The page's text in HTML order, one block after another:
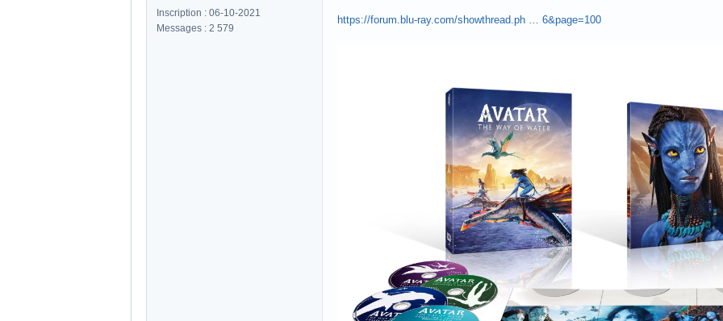
Inscription : 06-10-2021
Messages : 2 579
https://forum.blu-ray.com/showthread.ph … 6&page=100